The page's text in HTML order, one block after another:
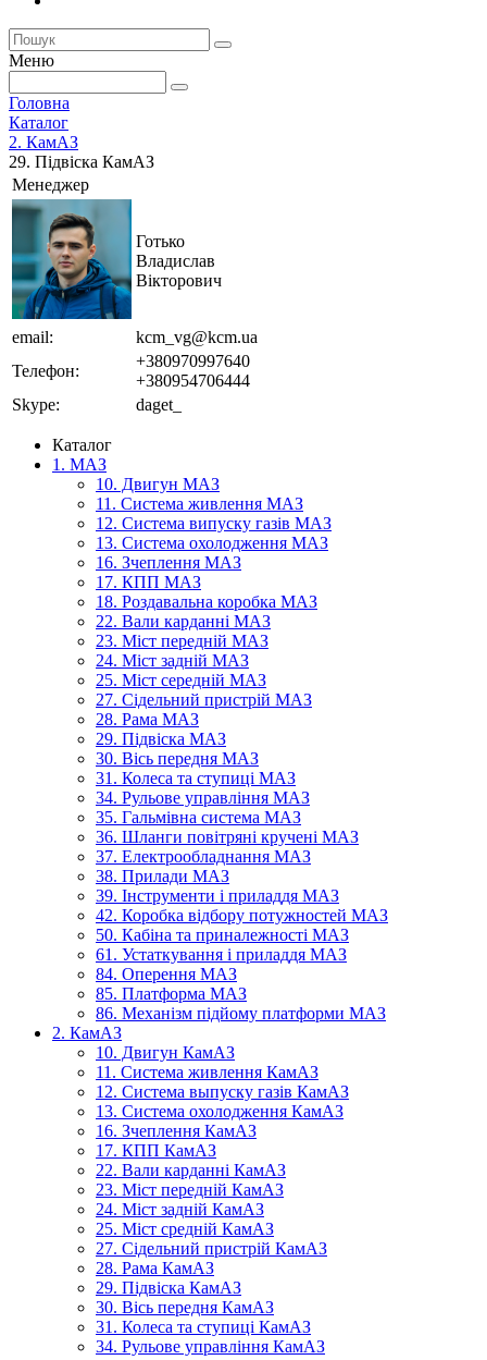
Меню
Головна
Каталог
2. КамАЗ
29. Підвіска КамАЗ
Менеджер
Готько
Владислав
Вікторович
email:
kcm_vg@kcm.ua
Телефон:
+380970997640
+380954706444
Skype:
daget_
Каталог
1. МАЗ
10. Двигун МАЗ
11. Система живлення МАЗ
12. Система випуску газів МАЗ
13. Система охолодження МАЗ
16. Зчеплення МАЗ
17. КПП МАЗ
18. Роздавальна коробка МАЗ
22. Вали карданні МАЗ
23. Міст передній МАЗ
24. Міст задній МАЗ
25. Міст середній МАЗ
27. Сідельний пристрій МАЗ
28. Рама МАЗ
29. Підвіска МАЗ
30. Вісь передня МАЗ
31. Колеса та ступиці МАЗ
34. Рульове управління МАЗ
35. Гальмівна система МАЗ
36. Шланги повітряні кручені МАЗ
37. Електрообладнання МАЗ
38. Прилади МАЗ
39. Інструменти і приладдя МАЗ
42. Коробка відбору потужностей МАЗ
50. Кабіна та приналежності МАЗ
61. Устаткування і приладдя МАЗ
84. Оперення МАЗ
85. Платформа МАЗ
86. Механізм підйому платформи МАЗ
2. КамАЗ
10. Двигун КамАЗ
11. Система живлення КамАЗ
12. Система выпуску газів КамАЗ
13. Система охолодження КамАЗ
16. Зчеплення КамАЗ
17. КПП КамАЗ
22. Вали карданні КамАЗ
23. Міст передній КамАЗ
24. Міст задній КамАЗ
25. Міст средній КамАЗ
27. Сідельний пристрій КамАЗ
28. Рама КамАЗ
29. Підвіска КамАЗ
30. Вісь передня КамАЗ
31. Колеса та ступиці КамАЗ
34. Рульове управління КамАЗ